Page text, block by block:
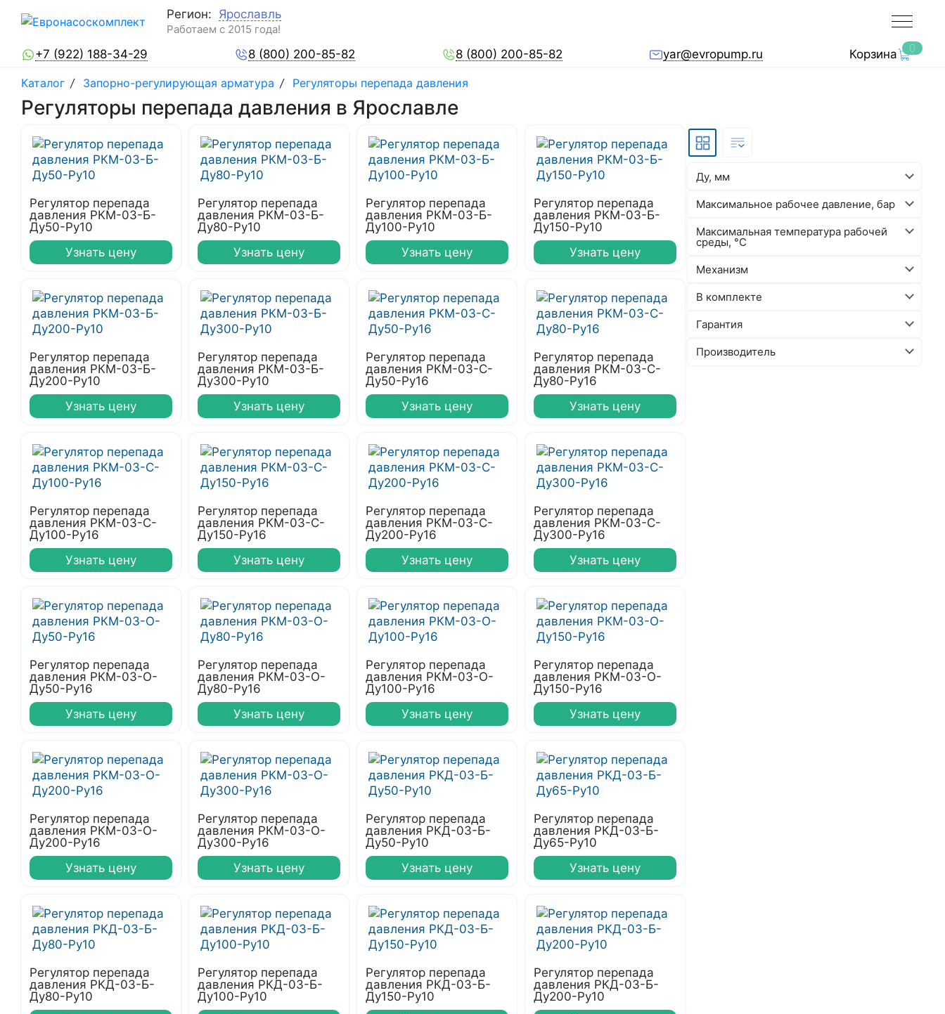
Регион: Ярославль
Работаем с 2015 года!
+7 (922) 188-34-29 8 (800) 200-85-82 8 (800) 200-85-82 yar@evropump.ru Корзина 0
Каталог / Запорно-регулирующая арматура / Регуляторы перепада давления
Регуляторы перепада давления в Ярославле
Регулятор перепада
давления РКМ-03-Б-
Ду50-Ру10
Узнать цену
Регулятор перепада
давления РКМ-03-Б-
Ду80-Ру10
Узнать цену
Регулятор перепада
давления РКМ-03-Б-
Ду100-Ру10
Узнать цену
Регулятор перепада
давления РКМ-03-Б-
Ду150-Ру10
Узнать цену
Регулятор перепада
давления РКМ-03-Б-
Ду200-Ру10
Узнать цену
Регулятор перепада
давления РКМ-03-Б-
Ду300-Ру10
Узнать цену
Регулятор перепада
давления РКМ-03-С-
Ду50-Ру16
Узнать цену
Регулятор перепада
давления РКМ-03-С-
Ду80-Ру16
Узнать цену
Регулятор перепада
давления РКМ-03-С-
Ду100-Ру16
Узнать цену
Регулятор перепада
давления РКМ-03-С-
Ду150-Ру16
Узнать цену
Регулятор перепада
давления РКМ-03-С-
Ду200-Ру16
Узнать цену
Регулятор перепада
давления РКМ-03-С-
Ду300-Ру16
Узнать цену
Регулятор перепада
давления РКМ-03-О-
Ду50-Ру16
Узнать цену
Регулятор перепада
давления РКМ-03-О-
Ду80-Ру16
Узнать цену
Регулятор перепада
давления РКМ-03-О-
Ду100-Ру16
Узнать цену
Регулятор перепада
давления РКМ-03-О-
Ду150-Ру16
Узнать цену
Регулятор перепада
давления РКМ-03-О-
Ду200-Ру16
Узнать цену
Регулятор перепада
давления РКМ-03-О-
Ду300-Ру16
Узнать цену
Регулятор перепада
давления РКД-03-Б-
Ду50-Ру10
Узнать цену
Регулятор перепада
давления РКД-03-Б-
Ду65-Ру10
Узнать цену
Регулятор перепада
давления РКД-03-Б-
Ду80-Ру10
Регулятор перепада
давления РКД-03-Б-
Ду100-Ру10
Регулятор перепада
давления РКД-03-Б-
Ду150-Ру10
Регулятор перепада
давления РКД-03-Б-
Ду200-Ру10
Ду, мм
Максимальное рабочее давление, бар
Максимальная температура рабочей
среды, °C
Механизм
В комплекте
Гарантия
Производитель